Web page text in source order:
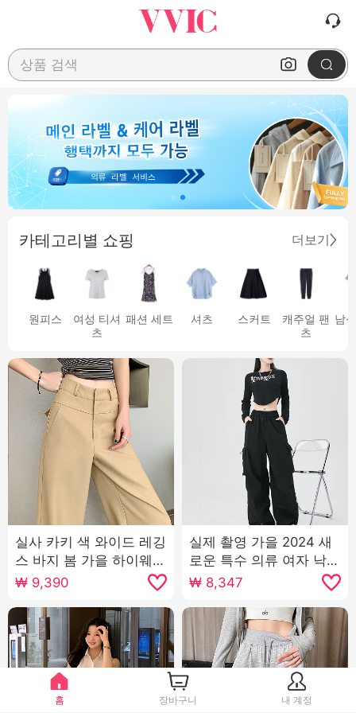
상품 검색
카테고리별 쇼핑 더보기
원피스
여성 티셔
츠
패션 세트 셔츠 스커트
캐주얼 팬
츠
남
실사 카키 색 와이드 레깅
스 바지 봄 가을 하이웨이
스트 도루 센스 좁은 에디
션 슬림해 보이는 정장 바
지 캐주얼 스트레이트 팬
츠
₩ 9,390
실제 촬영 가을 2024 새
로운 특수 의류 여자 낙하
산 여가 와이드 레깅스 바
지 높은 허리 미국인 작은
남자 스포츠 바지
₩ 8,347
홈 장바구니 내 계정